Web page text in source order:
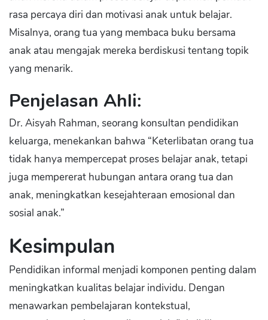
rasa percaya diri dan motivasi anak untuk belajar.
Misalnya, orang tua yang membaca buku bersama
anak atau mengajak mereka berdiskusi tentang topik
yang menarik.
Penjelasan Ahli:
Dr. Aisyah Rahman, seorang konsultan pendidikan
keluarga, menekankan bahwa “Keterlibatan orang tua
tidak hanya mempercepat proses belajar anak, tetapi
juga mempererat hubungan antara orang tua dan
anak, meningkatkan kesejahteraan emosional dan
sosial anak.”
Kesimpulan
Pendidikan informal menjadi komponen penting dalam
meningkatkan kualitas belajar individu. Dengan
menawarkan pembelajaran kontekstual,